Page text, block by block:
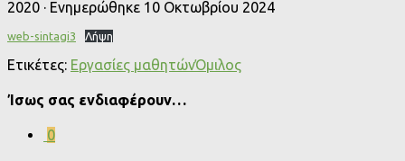
2020 · Ενημερώθηκε 10 Οκτωβρίου 2024
web-sintagi3 Λήψη
Ετικέτες: Εργασίες μαθητώνΌμιλος
Ίσως σας ενδιαφέρουν…
0